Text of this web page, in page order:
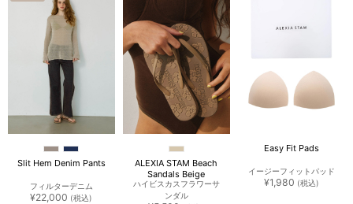
Slit Hem Denim Pants
フィルターデニム
¥22,000 (税込)
お気
に入
りに
追加
ALEXIA STAM Beach
Sandals Beige
ハイビスカスフラワーサ
ンダル
Easy Fit Pads
イージーフィットパッド
¥1,980 (税込)